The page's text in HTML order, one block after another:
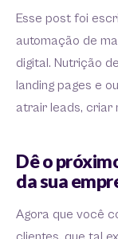
Esse post foi
automação de
digital. Nutrição
landing pages e
atrair leads, criar
Dê o
da sua
Agora que você